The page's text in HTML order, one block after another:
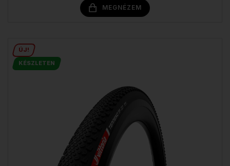
MEGNÉZEM
ÚJ!
KÉSZLETEN